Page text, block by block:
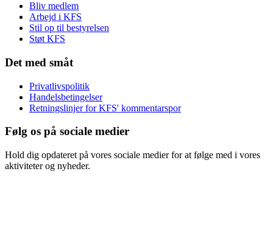
Bliv medlem
Arbejd i KFS
Stil op til bestyrelsen
Støt KFS
Det med småt
Privatlivspolitik
Handelsbetingelser
Retningslinjer for KFS' kommentarspor
Følg os på sociale medier
Hold dig opdateret på vores sociale medier for at følge med i vores
aktiviteter og nyheder.